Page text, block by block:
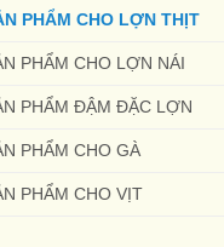
PHẨM CHO LỢN THỊT
PHẨM CHO LỢN NÁI
PHẨM ĐẬM ĐẶC LỢN
PHẨM CHO GÀ
PHẨM CHO VỊT